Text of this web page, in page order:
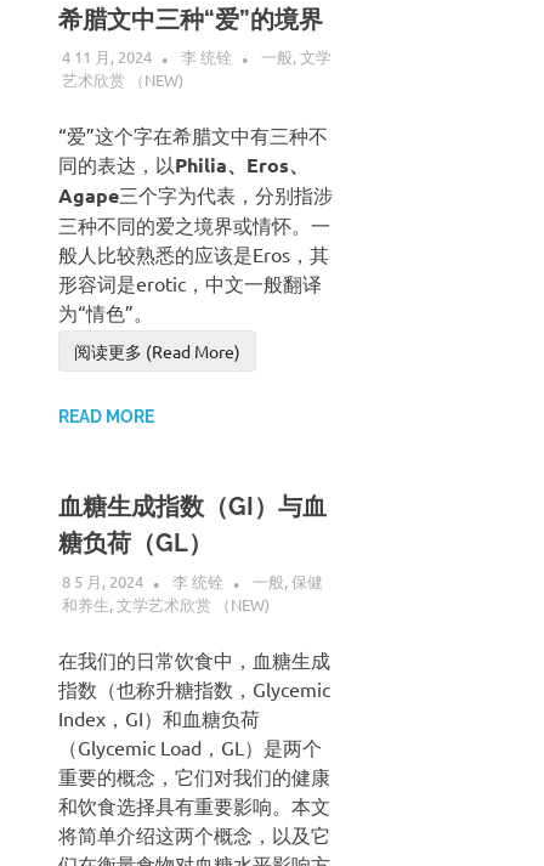
希腊文中三种“爱”的境界
4 11 月, 2024 李 统铨 一般,文学
艺术欣赏 （NEW)
“爱”这个字在希腊文中有三种不
同的表达，以Philia、 Eros、
Agape三个字为代表，分别指涉
三种不同的爱之境界或情怀。一
般人比较熟悉的应该是Eros，其
形容词是erotic，中文一般翻译
为“情色”。
阅读更多 (Read More)
READ MORE
血糖生成指数（GI）与血
糖负荷（GL）
8 5 月, 2024 李 统铨 一般,保健
和养生,文学艺术欣赏 （NEW)
在我们的日常饮食中，血糖生成
指数（也称升糖指数，Glycemic
Index，GI）和血糖负荷
（Glycemic Load，GL）是两个
重要的概念，它们对我们的健康
和饮食选择具有重要影响。本文
将简单介绍这两个概念，以及它